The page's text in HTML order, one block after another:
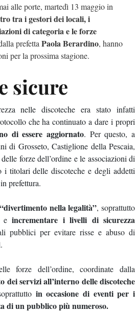
alle porte, martedì 13 maggio in
tra i gestori dei locali, i
di categoria e le forze
prefetta Paola Berardino, hanno
per la prossima stagione.
sicure
nelle discoteche era stato infatti
che ha continuato a dare i propri
di essere aggiornato. Per questo,a
di Grosseto, Castiglione della Pescaia,
forze dell’ordine e le associazioni di
i titolari delle discoteche e degli addetti
prefettura.
nella legalità”, soprattutto
eincrementare i livelli di sicurezza
pubblici per evitare risse e abuso di
forze dell’ordine, coordinate dalla
dei servizi all’interno delle discoteche
in occasione di eventi per i
di un pubblico più numeroso.